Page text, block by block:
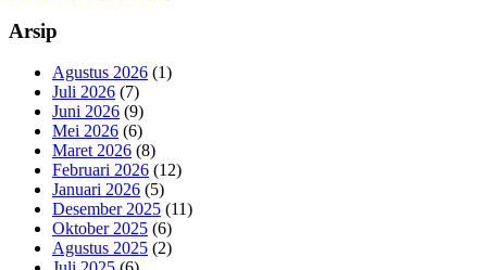
Arsip
Agustus 2026 (1)
Juli 2026 (7)
Juni 2026 (9)
Mei 2026 (6)
Maret 2026 (8)
Februari 2026 (12)
Januari 2026 (5)
Desember 2025 (11)
Oktober 2025 (6)
Agustus 2025 (2)